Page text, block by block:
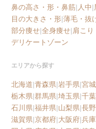
鼻の高さ・形・鼻筋| 人中|
目の大きさ・形|薄毛・抜
部分痩せ|全身痩せ|肩こ
デリケートゾーン
エリアから探す
北海道|青森県|岩手県|宮
栃木県|群馬県|埼玉県|千
石川県|福井県|山梨県|長
滋賀県|京都府|大阪府|兵